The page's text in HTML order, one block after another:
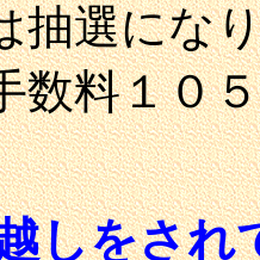
抽選にな
数料１０
しをされ